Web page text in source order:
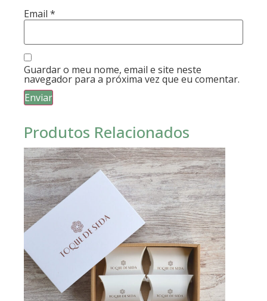
Email *
Guardar o meu nome, email e site neste
navegador para a próxima vez que eu comentar.
Produtos Relacionados